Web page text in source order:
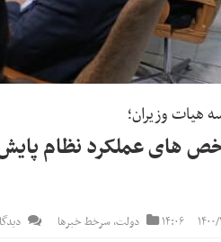
هیات وزیران؛
های عملکرد نظام
۱۱ ۱۴:۰۶ دولت,سرخط خبرها